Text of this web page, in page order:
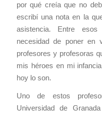
por qué creía que no
escribí una nota en la
asistencia. Entre
necesidad de poner en
profesores y profesoras
mis héroes en mi
hoy lo son.
Uno de estos
Universidad de